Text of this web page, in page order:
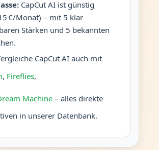
CapCut AI ist günstig
€/Monat) – mit 5 klar
Stärken und 5 bekannten
CapCut AI auch mit
, Fireflies,
Machine– alles direkte
in unserer Datenbank.